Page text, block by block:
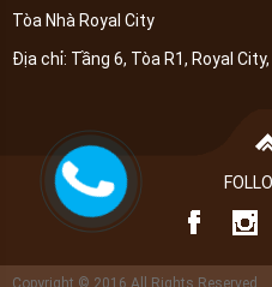
Tòa Nhà Royal City
Địa chỉ: Tầng 6, Tòa R1, Royal
Copyright © 2016 All Rights Reserved